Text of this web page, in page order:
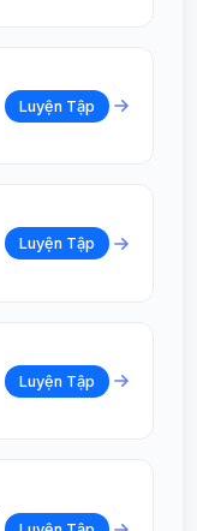
Luyện Tập
Luyện Tập
Luyện Tập